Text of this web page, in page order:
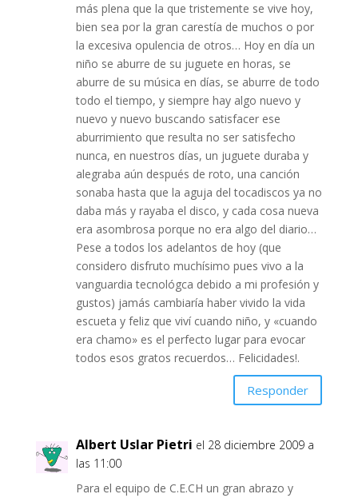
más plena que la que tristemente se vive hoy,
bien sea por la gran carestía de muchos o por
la excesiva opulencia de otros… Hoy en día un
niño se aburre de su juguete en horas, se
aburre de su música en días, se aburre de todo
todo el tiempo, y siempre hay algo nuevo y
nuevo y nuevo buscando satisfacer ese
aburrimiento que resulta no ser satisfecho
nunca, en nuestros días, un juguete duraba y
alegraba aún después de roto, una canción
sonaba hasta que la aguja del tocadiscos ya no
daba más y rayaba el disco, y cada cosa nueva
era asombrosa porque no era algo del diario…
Pese a todos los adelantos de hoy (que
considero disfruto muchísimo pues vivo a la
vanguardia tecnológca debido a mi profesión y
gustos) jamás cambiaría haber vivido la vida
escueta y feliz que viví cuando niño, y «cuando
era chamo» es el perfecto lugar para evocar
todos esos gratos recuerdos… Felicidades!.
Responder
Albert Uslar Pietri el 28 diciembre 2009 a
las 11:00
Para el equipo de C.E.CH un gran abrazo y